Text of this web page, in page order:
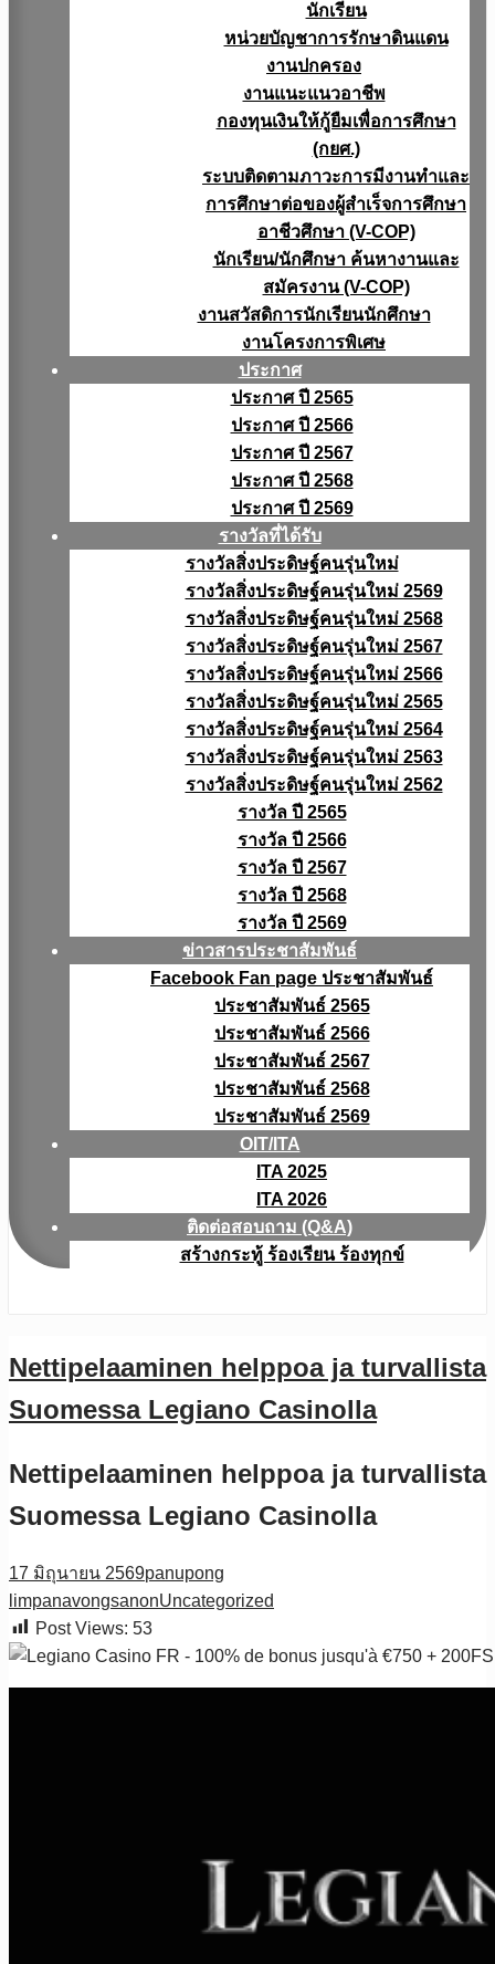
นักเรียน
หน่วยบัญชาการรักษาดินแดน
งานปกครอง
งานแนะแนวอาชีพ
กองทุนเงินให้กู้ยืมเพื่อการศึกษา
(กยศ.)
ระบบติดตามภาวะการมีงานทำและ
การศึกษาต่อของผู้สำเร็จการศึกษา
อาชีวศึกษา (V-COP)
นักเรียน/นักศึกษา ค้นหางานและ
สมัครงาน (V-COP)
งานสวัสดิการนักเรียนนักศึกษา
งานโครงการพิเศษ
ประกาศ
ประกาศ ปี 2565
ประกาศ ปี 2566
ประกาศ ปี 2567
ประกาศ ปี 2568
ประกาศ ปี 2569
รางวัลที่ได้รับ
รางวัลสิ่งประดิษฐ์คนรุ่นใหม่
รางวัลสิ่งประดิษฐ์คนรุ่นใหม่ 2569
รางวัลสิ่งประดิษฐ์คนรุ่นใหม่ 2568
รางวัลสิ่งประดิษฐ์คนรุ่นใหม่ 2567
รางวัลสิ่งประดิษฐ์คนรุ่นใหม่ 2566
รางวัลสิ่งประดิษฐ์คนรุ่นใหม่ 2565
รางวัลสิ่งประดิษฐ์คนรุ่นใหม่ 2564
รางวัลสิ่งประดิษฐ์คนรุ่นใหม่ 2563
รางวัลสิ่งประดิษฐ์คนรุ่นใหม่ 2562
รางวัล ปี 2565
รางวัล ปี 2566
รางวัล ปี 2567
รางวัล ปี 2568
รางวัล ปี 2569
ข่าวสารประชาสัมพันธ์
Facebook Fan page ประชาสัมพันธ์
ประชาสัมพันธ์ 2565
ประชาสัมพันธ์ 2566
ประชาสัมพันธ์ 2567
ประชาสัมพันธ์ 2568
ประชาสัมพันธ์ 2569
OIT/ITA
ITA 2025
ITA 2026
ติดต่อสอบถาม (Q&A)
สร้างกระทู้ ร้องเรียน ร้องทุกข์
Nettipelaaminen helppoa ja turvallista
Suomessa Legiano Casinolla
Nettipelaaminen helppoa ja turvallista
Suomessa Legiano Casinolla
17 มิถุนายน 2569panupong
limpanavongsanonUncategorized
Post Views: 53